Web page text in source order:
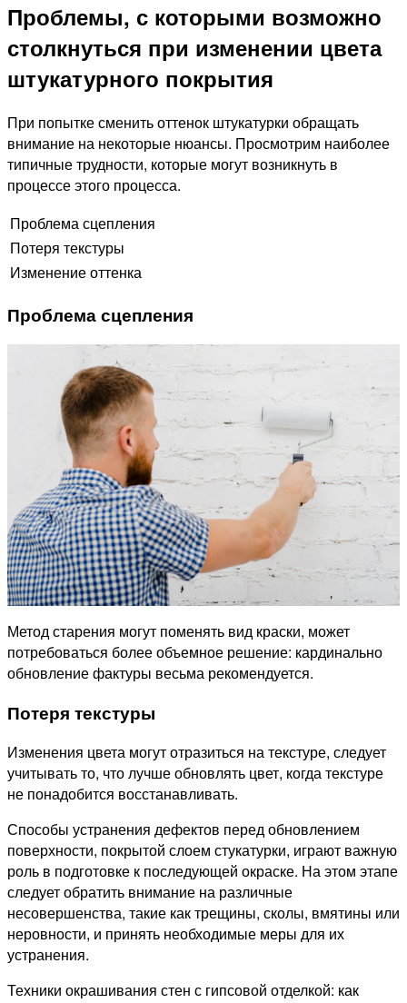
Проблемы, с которыми возможно
столкнуться при изменении цвета
штукатурного покрытия
При попытке сменить оттенок штукатурки обращать
внимание на некоторые нюансы. Просмотрим наиболее
типичные трудности, которые могут возникнуть в
процессе этого процесса.
Проблема сцепления
Потеря текстуры
Изменение оттенка
Проблема сцепления
Метод старения могут поменять вид краски, может
потребоваться более объемное решение: кардинально
обновление фактуры весьма рекомендуется.
Потеря текстуры
Изменения цвета могут отразиться на текстуре, следует
учитывать то, что лучше обновлять цвет, когда текстуре
не понадобится восстанавливать.
Способы устранения дефектов перед обновлением
поверхности, покрытой слоем стукатурки, играют важную
роль в подготовке к последующей окраске. На этом этапе
следует обратить внимание на различные
несовершенства, такие как трещины, сколы, вмятины или
неровности, и принять необходимые меры для их
устранения.
Техники окрашивания стен с гипсовой отделкой: как